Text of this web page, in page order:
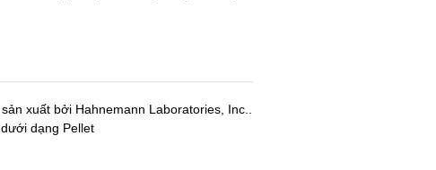
xuất bởi Hahnemann Laboratories, Inc..
dạng Pellet